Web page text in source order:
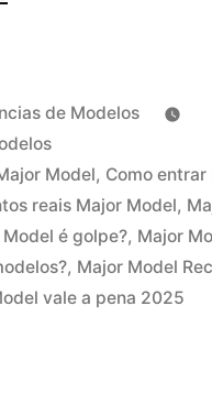
de Modelos
Model, Como entrar
reais Major Model,
é golpe?, Major
, Major Model
vale a pena 2025